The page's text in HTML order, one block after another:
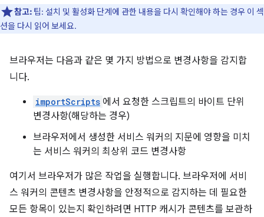
참고: 팁: 설치 및 활성화 단계에 관한 내용을 다시 확인해야 하는 경우 이 섹
션을 다시 읽어 보세요.
브라우저는 다음과 같은 몇 가지 방법으로 변경사항을 감지합
니다.
importScripts 에서 요청한 스크립트의 바이트 단위
변경사항(해당하는 경우)
브라우저에서 생성한 서비스 워커의 지문에 영향을 미치
는 서비스 워커의 최상위 코드 변경사항
여기서 브라우저가 많은 작업을 실행합니다. 브라우저에 서비
스 워커의 콘텐츠 변경사항을 안정적으로 감지하는 데 필요한
모든 항목이 있는지 확인하려면 HTTP 캐시가 콘텐츠를 보관하